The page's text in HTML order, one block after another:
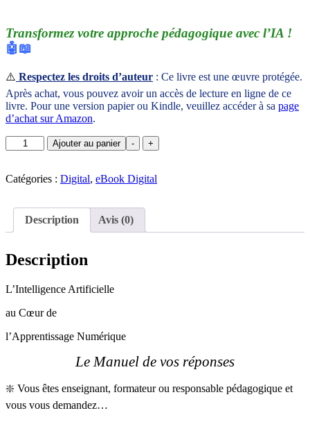
Transformez votre approche pédagogique avec l’IA !
🤖📖
⚠️ Respectez les droits d’auteur : Ce livre est une œuvre protégée.
Après achat, vous pouvez avoir un accès de lecture en ligne de ce
livre. Pour une version papier ou Kindle, veuillez accéder à sa page
d’achat sur Amazon.
-
quantité
de
Artificielle
l’Apprentissage
+
Ajouter au panier
Catégories : Digital, eBook Digital
Description Avis (0)
Description
L’Intelligence Artificielle
au Cœur de
l’Apprentissage Numérique
Le Manuel de vos réponses
❇️ Vous êtes enseignant, formateur ou responsable pédagogique et
vous vous demandez…